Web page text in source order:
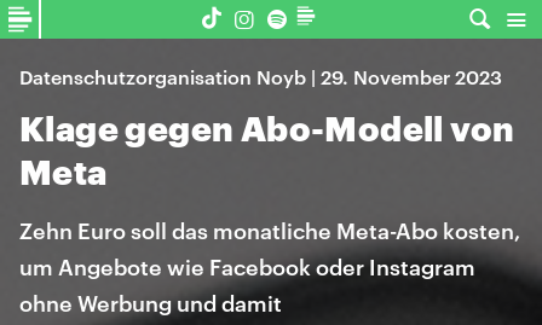
Datenschutzorganisation Noyb | 29. November 2023
Klage gegen Abo-Modell von
Meta
Zehn Euro soll das monatliche Meta-Abo kosten,
um Angebote wie Facebook oder Instagram
ohne Werbung und damit